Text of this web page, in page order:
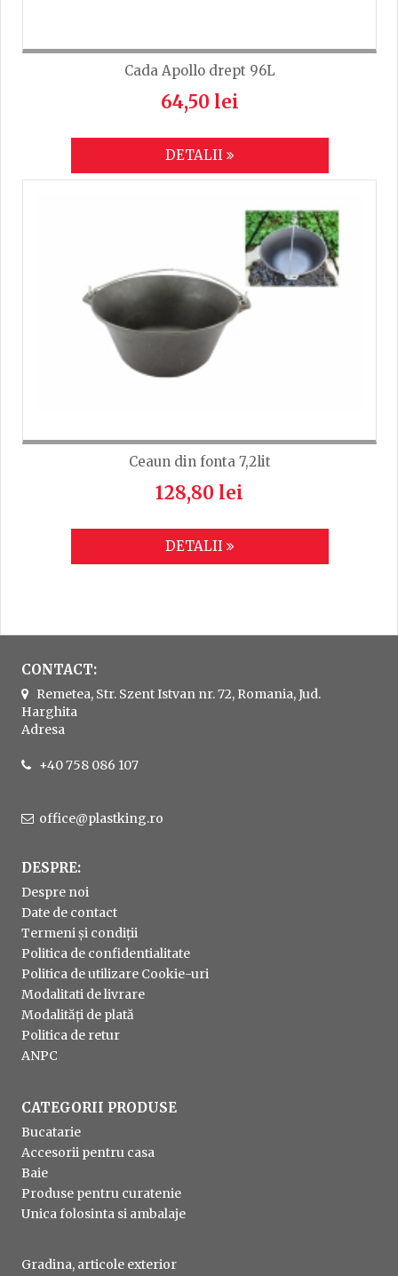
Cada Apollo drept 96L
64,50 lei
DETALII
Ceaun din fonta 7,2lit
128,80 lei
DETALII
CONTACT:
Remetea, Str. Szent Istvan nr. 72, Romania, Jud.
Harghita
Adresa
+40 758 086 107
office@plastking.ro
DESPRE:
Despre noi
Date de contact
Termeni și condiții
Politica de confidentialitate
Politica de utilizare Cookie-uri
Modalitati de livrare
Modalități de plată
Politica de retur
ANPC
CATEGORII PRODUSE
Bucatarie
Accesorii pentru casa
Baie
Produse pentru curatenie
Unica folosinta si ambalaje
Gradina, articole exterior